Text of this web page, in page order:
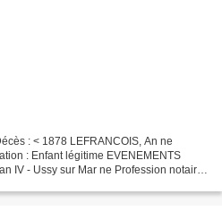
: < 1878 LEFRANCOIS, An ne
: Enfant légitime EVENEMENTS
IV - Ussy sur Mar ne Profession notaire